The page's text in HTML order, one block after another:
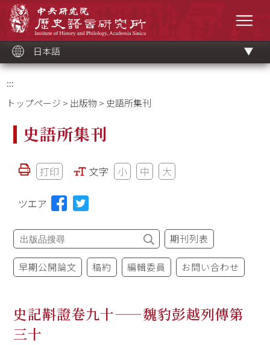
ッ
ク
日本語
:::
トップページ > 出版物 > 史語所集刊
史語所集刊
打印 文字 小 中 大
ツエア
期刊列表
早期公開論文 稿約 編輯委員 お問い合わせ
史記斠證卷九十——魏豹彭越列傳第
三十